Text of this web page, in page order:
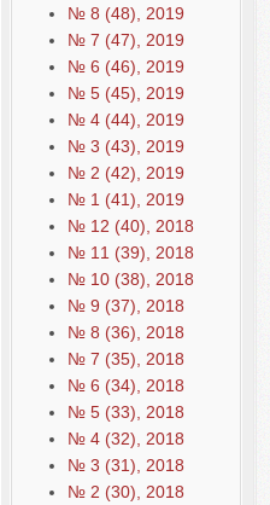
№ 8 (48), 2019
№ 7 (47), 2019
№ 6 (46), 2019
№ 5 (45), 2019
№ 4 (44), 2019
№ 3 (43), 2019
№ 2 (42), 2019
№ 1 (41), 2019
№ 12 (40), 2018
№ 11 (39), 2018
№ 10 (38), 2018
№ 9 (37), 2018
№ 8 (36), 2018
№ 7 (35), 2018
№ 6 (34), 2018
№ 5 (33), 2018
№ 4 (32), 2018
№ 3 (31), 2018
№ 2 (30), 2018